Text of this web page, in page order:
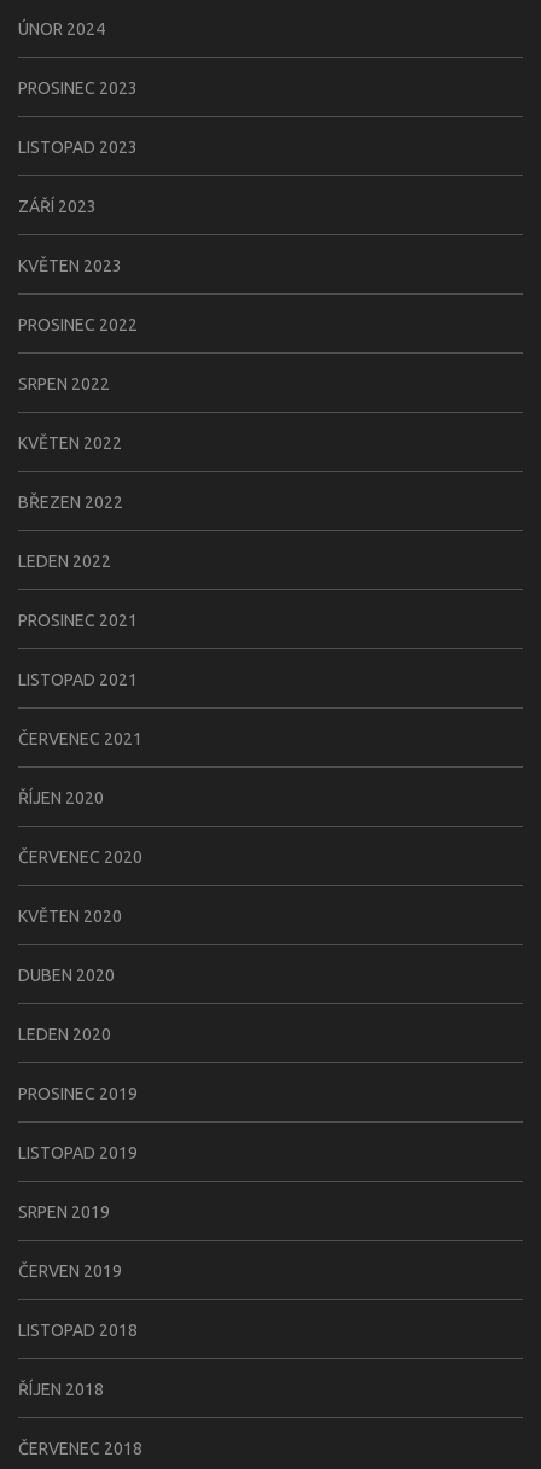
ÚNOR 2024
PROSINEC 2023
LISTOPAD 2023
ZÁŘÍ 2023
KVĚTEN 2023
PROSINEC 2022
SRPEN 2022
KVĚTEN 2022
BŘEZEN 2022
LEDEN 2022
PROSINEC 2021
LISTOPAD 2021
ČERVENEC 2021
ŘÍJEN 2020
ČERVENEC 2020
KVĚTEN 2020
DUBEN 2020
LEDEN 2020
PROSINEC 2019
LISTOPAD 2019
SRPEN 2019
ČERVEN 2019
LISTOPAD 2018
ŘÍJEN 2018
ČERVENEC 2018